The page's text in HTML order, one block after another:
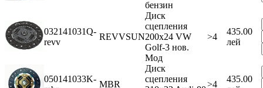
бензин
032141031Q-
revv
REVVSUN
Диск
сцепления
200x24 VW
Golf-3 нов.
Мод
>4
435.00
лей
050141033K-
MBR
Диск
сцепления
>4
435.00